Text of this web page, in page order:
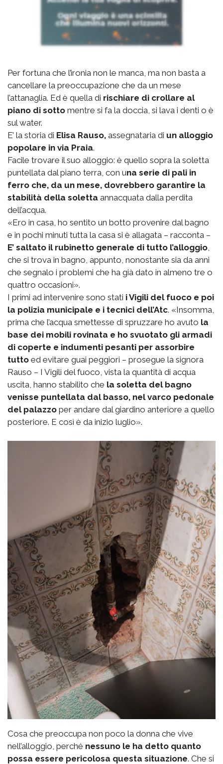
Per fortuna che l’ironia non le manca, ma non basta a
cancellare la preoccupazione che da un mese
l’attanaglia. Ed è quella di rischiare di crollare al
piano di sotto mentre si fa la doccia, si lava i denti o è
sul water.
E’ la storia di Elisa Rauso, assegnataria di un alloggio
popolare in via Praia.
Facile trovare il suo alloggio: è quello sopra la soletta
puntellata dal piano terra, con una serie di pali in
ferro che, da un mese, dovrebbero garantire la
stabilità della soletta annacquata dalla perdita
dell’acqua.
«Ero in casa, ho sentito un botto provenire dal bagno
e in pochi minuti tutta la casa si è allagata – racconta –
E’ saltato il rubinetto generale di tutto l’alloggio,
che si trova in bagno, appunto, nonostante sia da anni
che segnalo i problemi che ha già dato in almeno tre o
quattro occasioni».
I primi ad intervenire sono stati i Vigili del fuoco e poi
la polizia municipale e i tecnici dell’Atc. «Insomma,
prima che l’acqua smettesse di spruzzare ho avuto la
base dei mobili rovinata e ho svuotato gli armadi
di coperte e indumenti pesanti per assorbire
tutto ed evitare guai peggiori – prosegue la signora
Rauso – I Vigili del fuoco, vista la quantità di acqua
uscita, hanno stabilito che la soletta del bagno
venisse puntellata dal basso, nel varco pedonale
del palazzo per andare dal giardino anteriore a quello
posteriore. E così è da inizio luglio».
Cosa che preoccupa non poco la donna che vive
nell’alloggio, perché nessuno le ha detto quanto
possa essere pericolosa questa situazione. Che si